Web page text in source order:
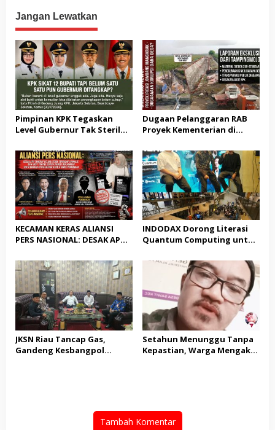
Jangan Lewatkan
Pimpinan KPK Tegaskan
Level Gubernur Tak Steril
Cukup, Bukan Dilindungi
Dugaan Pelanggaran RAB
Proyek Kementerian di
Nasionaldetik.com Desak
Tindakan Tegas
KECAMAN KERAS ALIANSI
PERS NASIONAL: DESAK APH
TERHADAP JURNALIS DAN
USUT TUNTAS GURITA
PUNGLI BERJAMAAH SERTA
DUGAAN KETERLIBATAN
KEPALA DINAS PENDIDIKAN
INDODAX Dorong Literasi
Quantum Computing untuk
Blockchain
JKSN Riau Tancap Gas,
Gandeng Kesbangpol
Setahun Menunggu Tanpa
Kepastian, Warga Mengaku
Tambah Komentar